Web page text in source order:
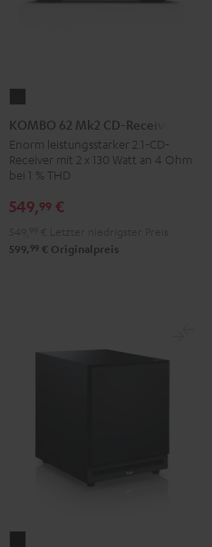
62
Mk2
CD-
Receiver
Night
KOMBO 62 Mk2 CD-Receiver
Enorm leistungsstarker 2.1-CD-
Receiver mit 2 x 130 Watt an 4 Ohm
bei 1 % THD
549,99 €
599, 99 € Originalpreis